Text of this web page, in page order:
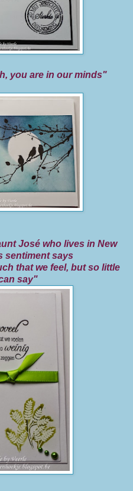
you are in our minds"
José who lives in New
sentiment says
that we feel, but so little
say"